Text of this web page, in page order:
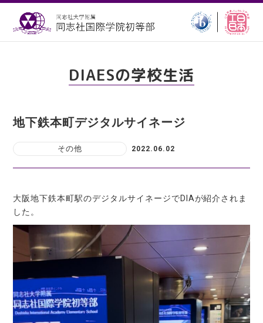
DIAESの学校生活
地下鉄本町デジタルサイネージ
その他 2022.06.02
大阪地下鉄本町駅のデジタルサイネージでDIAが紹介されま
した。